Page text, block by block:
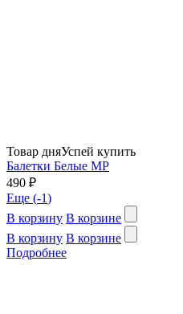
Товар дняУспей купить
Балетки Белые МР
490 ₽
Еще (-1)
В корзину В корзине
В корзину В корзине
Подробнее